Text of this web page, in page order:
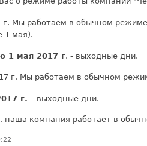
г. Мы работаем в обычном
1 мая).
1 мая 2017 г. - выходные дни.
г. Мы работаем в обычном
г. – выходные дни.
наша компания работает в